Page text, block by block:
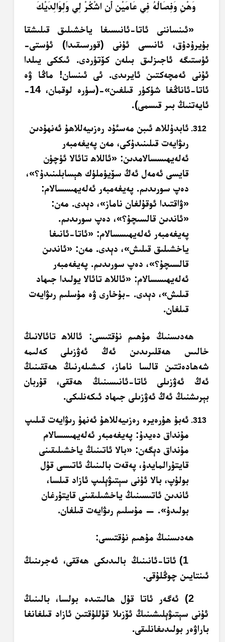
وَهْنٍ وَفِصَالُهُ فِي عَامَيْنِ أَنِ اشْكُرْ لِي وَلِوَالِدَيْكَ
«ئىنساننى ئاتا-ئانىسىغا ياخشىلىق قىلىشقا
بۇيرۇدۇق، ئانىسى ئۇنى (قورسىقىدا) ئۈستى-
ئۈستىگە ئاجىزلىق بىلەن كۆتۈردى. ئىككى يىلدا
ئۇنى ئەمچەكتىن ئايرىدى. ئى ئىنسان! ماڭا ۋە
ئاتا-ئاناڭغا شۈكۈر قىلغىن»-(سۈرە لوقمان، 14-
ئايەتنىڭ بىر قىسمى).
ئابدۇللاھ ئىبن مەسئۇد رەزىيەللاھۇ ئەنھۇدىن
رىۋايەت قىلىنىدۇكى، مەن پەيغەمبەر
ئەلەيھىسسالامدىن: «ئاللاھ تائالا ئۈچۈن
قايسى ئەمەل ئەڭ سۆيۈملۈك ھېسابلىنىدۇ؟»،
دەپ سورىدىم. پەيغەمبەر ئەلەيھىسسالام:
«ۋاقتىدا ئوقۇلغان ناماز»، دېدى. مەن:
«ئاندىن قالسىچۇ؟»، دەپ سورىدىم.
پەيغەمبەر ئەلەيھىسسالام: «ئاتا-ئانىغا
ياخشىلىق قىلىش»، دېدى. مەن: «ئاندىن
قالسىچۇ؟»، دەپ سورىدىم. پەيغەمبەر
ئەلەيھىسسالام: «ئاللاھ تائالا يولىدا جىھاد
قىلىش»، دېدى. -بۇخارى ۋە مۇسلىم رىۋايەت
قىلغان.
ھەدىسنىڭ مۇھىم نۇقتىسى: ئاللاھ تائالانىڭ
خالىس ھەقلىرىدىن ئەڭ ئەۋزىلى كەلىمە
شەھادەتتىن قالسا ناماز، كىشىلەرنىڭ ھەققىنىڭ
ئەڭ ئەۋزىلى ئاتا-ئانىسىنىڭ ھەققى، قۇربان
بېرىشنىڭ ئەڭ ئەۋزىلى جىھاد ئىكەنلىكى.
ئەبۇ ھۇرەيرە رەزىيەللاھۇ ئەنھۇ رىۋايەت قىلىپ
مۇنداق دەيدۇ: پەيغەمبەر ئەلەيھىسسالام
مۇنداق دېگەن: «بالا ئاتىنىڭ ياخشىلىقىنى
قايتۇرالمايدۇ، پەقەت بالىنىڭ ئاتىسى قۇل
بولۇپ، بالا ئۇنى سېتىۋېلىپ ئازاد قىلسا،
ئاندىن ئاتىسىنىڭ ياخشىلىقىنى قايتۇرغان
بولىدۇ». — مۇسلىم رىۋايەت قىلغان.
ھەدىسنىڭ مۇھىم نۇقتىسى:
1) ئاتا-ئانىنىڭ بالىدىكى ھەققى، ئەجرىنىڭ
ئىنتايىن چوڭلۇقى.
2) ئەگەر ئاتا قۇل ھالىتىدە بولسا، بالىنىڭ
ئۇنى سېتىۋېلىشىنىڭ ئۆزىلا قۇللۇقتىن ئازاد قىلغانغا
باراۋەر بولىدىغانلىقى.